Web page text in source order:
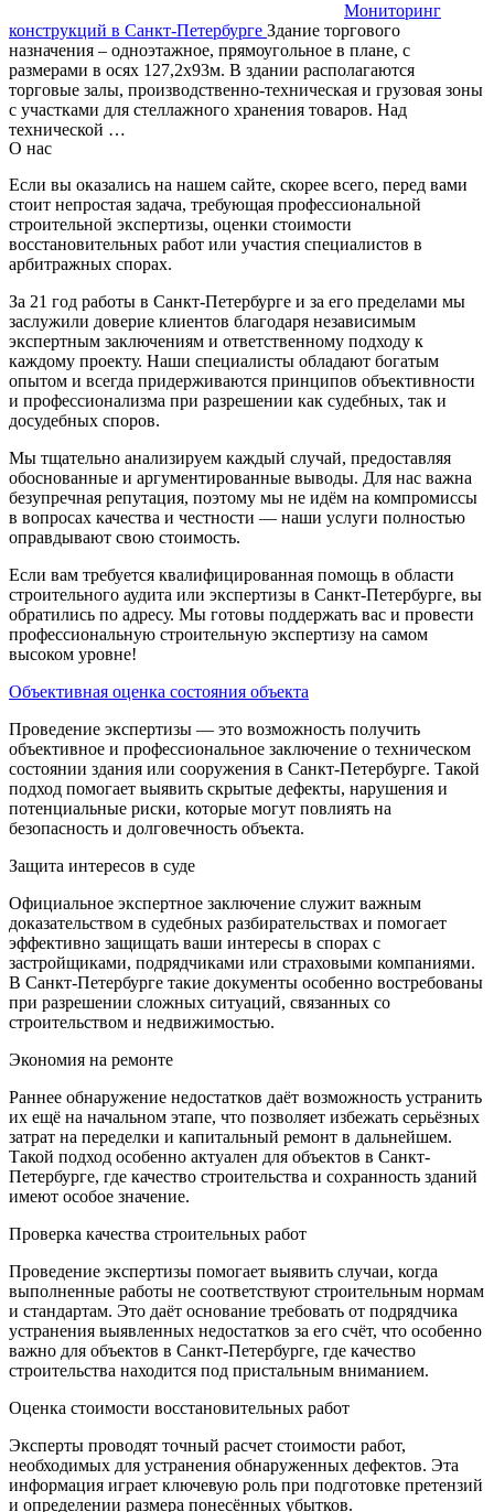
Мониторинг
конструкций в Санкт-Петербурге Здание торгового
назначения – одноэтажное, прямоугольное в плане, с
размерами в осях 127,2х93м. В здании располагаются
торговые залы, производственно-техническая и грузовая зоны
с участками для стеллажного хранения товаров. Над
технической …
О нас
Если вы оказались на нашем сайте, скорее всего, перед вами
стоит непростая задача, требующая профессиональной
строительной экспертизы, оценки стоимости
восстановительных работ или участия специалистов в
арбитражных спорах.
За 21 год работы в Санкт-Петербурге и за его пределами мы
заслужили доверие клиентов благодаря независимым
экспертным заключениям и ответственному подходу к
каждому проекту. Наши специалисты обладают богатым
опытом и всегда придерживаются принципов объективности
и профессионализма при разрешении как судебных, так и
досудебных споров.
Мы тщательно анализируем каждый случай, предоставляя
обоснованные и аргументированные выводы. Для нас важна
безупречная репутация, поэтому мы не идём на компромиссы
в вопросах качества и честности — наши услуги полностью
оправдывают свою стоимость.
Если вам требуется квалифицированная помощь в области
строительного аудита или экспертизы в Санкт-Петербурге, вы
обратились по адресу. Мы готовы поддержать вас и провести
профессиональную строительную экспертизу на самом
высоком уровне!
Объективная оценка состояния объекта
Проведение экспертизы — это возможность получить
объективное и профессиональное заключение о техническом
состоянии здания или сооружения в Санкт-Петербурге. Такой
подход помогает выявить скрытые дефекты, нарушения и
потенциальные риски, которые могут повлиять на
безопасность и долговечность объекта.
Защита интересов в суде
Официальное экспертное заключение служит важным
доказательством в судебных разбирательствах и помогает
эффективно защищать ваши интересы в спорах с
застройщиками, подрядчиками или страховыми компаниями.
В Санкт-Петербурге такие документы особенно востребованы
при разрешении сложных ситуаций, связанных со
строительством и недвижимостью.
Экономия на ремонте
Раннее обнаружение недостатков даёт возможность устранить
их ещё на начальном этапе, что позволяет избежать серьёзных
затрат на переделки и капитальный ремонт в дальнейшем.
Такой подход особенно актуален для объектов в Санкт-
Петербурге, где качество строительства и сохранность зданий
имеют особое значение.
Проверка качества строительных работ
Проведение экспертизы помогает выявить случаи, когда
выполненные работы не соответствуют строительным нормам
и стандартам. Это даёт основание требовать от подрядчика
устранения выявленных недостатков за его счёт, что особенно
важно для объектов в Санкт-Петербурге, где качество
строительства находится под пристальным вниманием.
Оценка стоимости восстановительных работ
Эксперты проводят точный расчет стоимости работ,
необходимых для устранения обнаруженных дефектов. Эта
информация играет ключевую роль при подготовке претензий
и определении размера понесённых убытков.